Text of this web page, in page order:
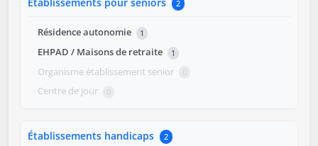
2
Résidence autonomie 1
EHPAD / Maisons de retraite 1
Organisme établissement senior 0
Centre de jour 0
Établissements handicaps 2